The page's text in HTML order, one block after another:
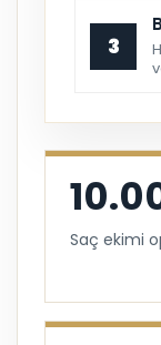
3
Saç ekimi